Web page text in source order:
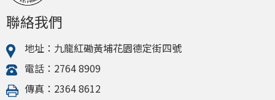
聯絡我們
地址：九龍紅磡黃埔花園德定街四號
電話：2764 8909
傳真：2364 8612